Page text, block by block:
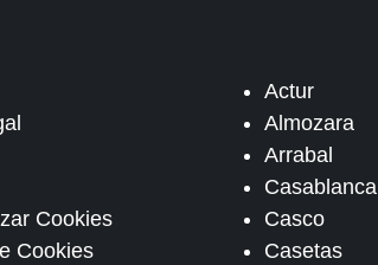
Cookies
Cookies
Actur
Almozara
Arrabal
Casablanca
Casco
Casetas